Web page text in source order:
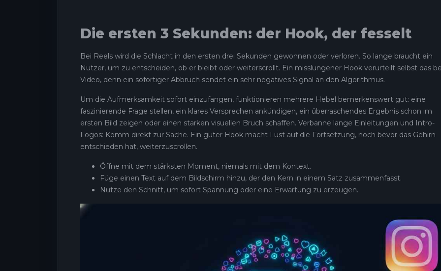
Die ersten 3 Sekunden: der Hook, der fesselt
Bei Reels wird die Schlacht in den ersten drei Sekunden gewonnen oder verloren. So lange braucht ein
Nutzer, um zu entscheiden, ob er bleibt oder weiterscrollt. Ein misslungener Hook verurteilt selbst das
Video, denn ein sofortiger Abbruch sendet ein sehr negatives Signal an den Algorithmus.
Um die Aufmerksamkeit sofort einzufangen, funktionieren mehrere Hebel bemerkenswert gut: eine
faszinierende Frage stellen, ein klares Versprechen ankündigen, ein überraschendes Ergebnis schon im
ersten Bild zeigen oder einen starken visuellen Bruch schaffen. Verbanne lange Einleitungen und Intro-
Logos: Komm direkt zur Sache. Ein guter Hook macht Lust auf die Fortsetzung, noch bevor das Gehirn
entschieden hat, weiterzuscrollen.
Öffne mit dem stärksten Moment, niemals mit dem Kontext.
Füge einen Text auf dem Bildschirm hinzu, der den Kern in einem Satz zusammenfasst.
Nutze den Schnitt, um sofort Spannung oder eine Erwartung zu erzeugen.